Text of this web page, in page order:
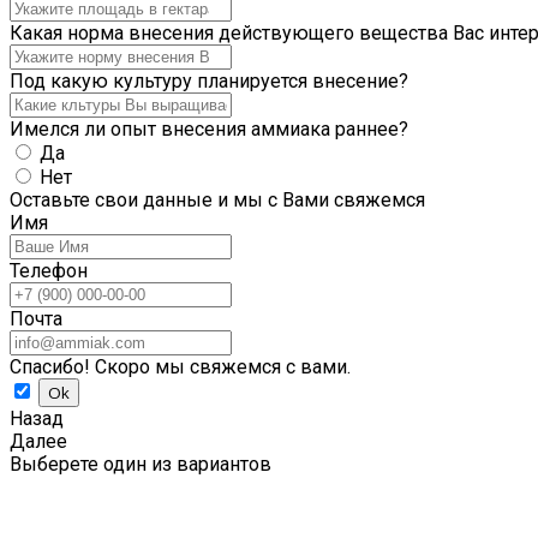
Какая норма внесения действующего вещества Вас
Под какую культуру планируется внесение?
Имелся ли опыт внесения аммиака раннее?
Да
Нет
Оставьте свои данные и мы с Вами свяжемся
Имя
Телефон
Почта
Спасибо! Скоро мы свяжемся с вами.
Назад
Далее
Выберете один из вариантов